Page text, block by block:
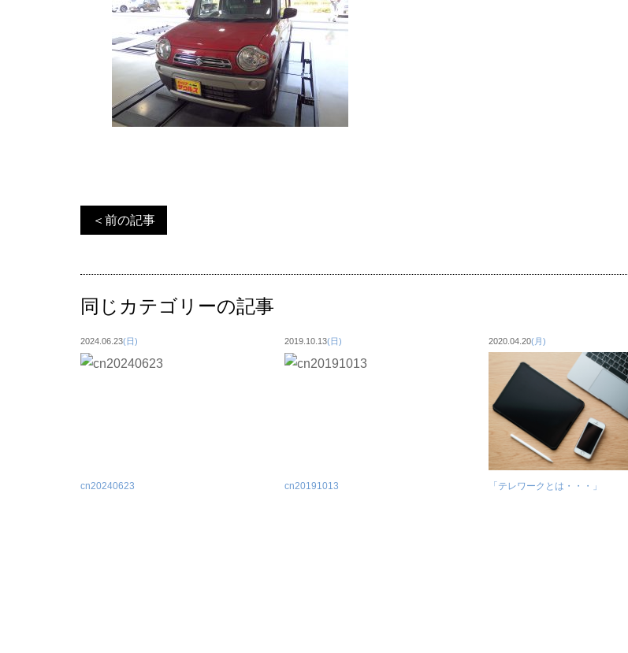
＜前の記事
同じカテゴリーの記事
2024.06.23(日)
cn20240623
2019.10.13(日)
cn20191013
2020.04.20(月)
「テレワークとは・・・」